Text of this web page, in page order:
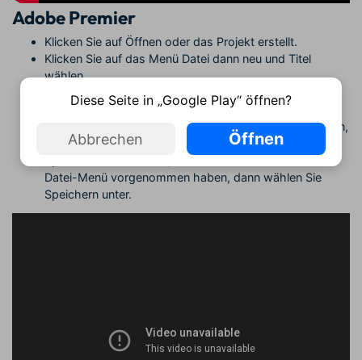
Adobe Premier
Klicken Sie auf Öffnen oder das Projekt erstellt.
Klicken Sie auf das Menü Datei dann neu und Titel
wählen.
Nach, wird das Textfenster erscheint dann das
Textwerkzeug verwenden Text hinzuzufügen.
Sie können auch Ihren Text mit den Befehlen bearbeiten,
die im Titelmenü zur Verfügung gestellt werden.
Datei-Menü vorgenommen haben, dann wählen Sie
Speichern unter.
Diese Seite in „Google Play“ öffnen?
Abbrechen Öffnen